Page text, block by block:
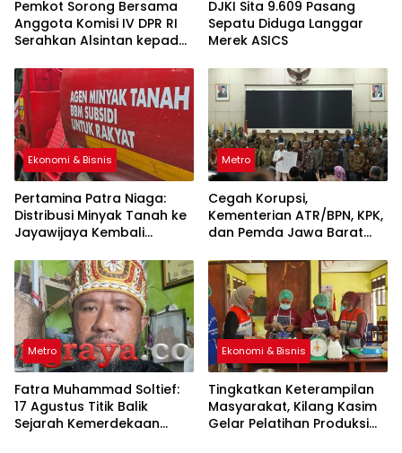
Pemkot Sorong Bersama
Anggota Komisi IV DPR RI
Serahkan Alsintan kepada
DJKI Sita 9.609 Pasang
Sepatu Diduga Langgar
Merek ASICS
Ekonomi & Bisnis
Pertamina Patra Niaga:
Distribusi Minyak Tanah ke
Jayawijaya Kembali
Metro
Cegah Korupsi,
Kementerian ATR/BPN, KPK,
dan Pemda Jawa Barat
Metro
Fatra Muhammad Soltief:
17 Agustus Titik Balik
Sejarah Kemerdekaan
Ekonomi & Bisnis
Tingkatkan Keterampilan
Masyarakat, Kilang Kasim
Gelar Pelatihan Produksi